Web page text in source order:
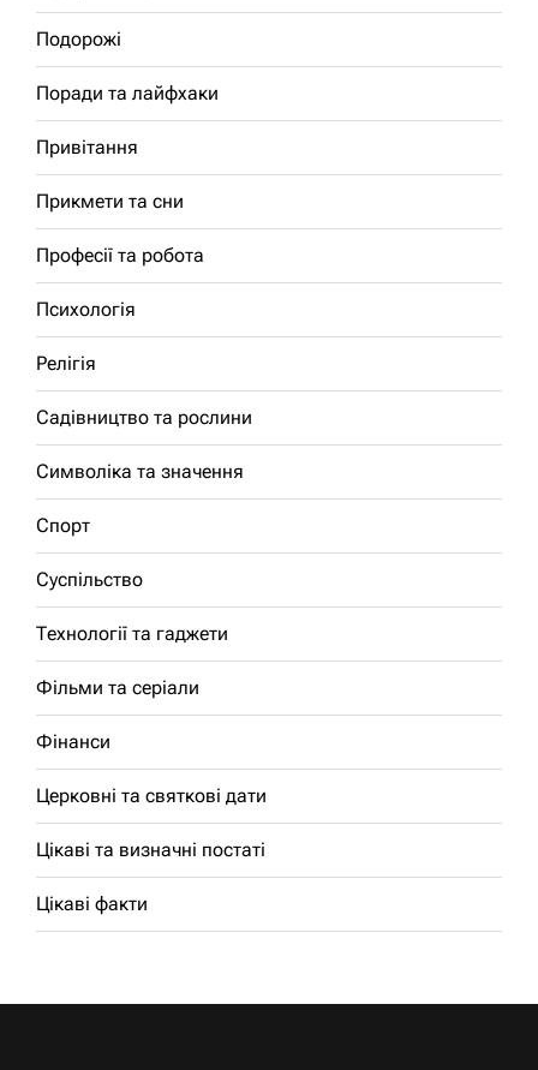
Подорожі
Поради та лайфхаки
Привітання
Прикмети та сни
Професії та робота
Психологія
Релігія
Садівництво та рослини
Символіка та значення
Спорт
Суспільство
Технології та гаджети
Фільми та серіали
Фінанси
Церковні та святкові дати
Цікаві та визначні постаті
Цікаві факти